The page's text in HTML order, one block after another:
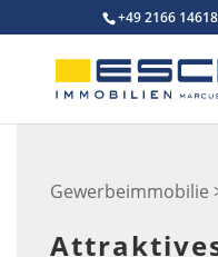
to
content
+49 2166
Gewerbeimmobilie